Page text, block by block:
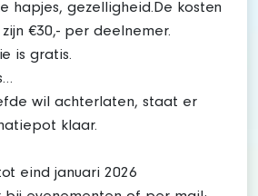
hapjes, gezelligheid.De kosten
€30,- per deelnemer.
is gratis.
wil achterlaten, staat er
klaar.
eind januari 2026